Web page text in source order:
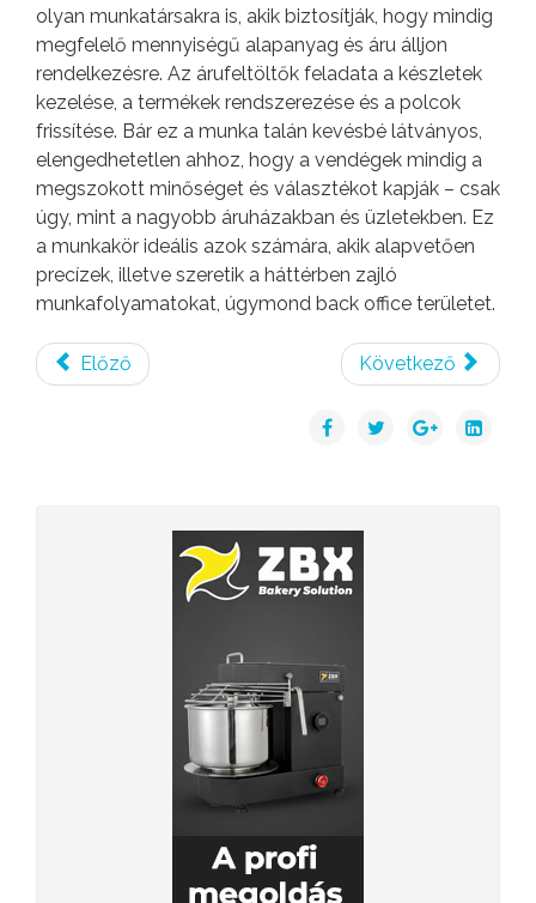
olyan munkatársakra is, akik biztosítják, hogy mindig
megfelelő mennyiségű alapanyag és áru álljon
rendelkezésre. Az árufeltöltők feladata a készletek
kezelése, a termékek rendszerezése és a polcok
frissítése. Bár ez a munka talán kevésbé látványos,
elengedhetetlen ahhoz, hogy a vendégek mindig a
megszokott minőséget és választékot kapják – csak
úgy, mint a nagyobb áruházakban és üzletekben. Ez
a munkakör ideális azok számára, akik alapvetően
precízek, illetve szeretik a háttérben zajló
munkafolyamatokat, úgymond back office területet.
Előző Következő